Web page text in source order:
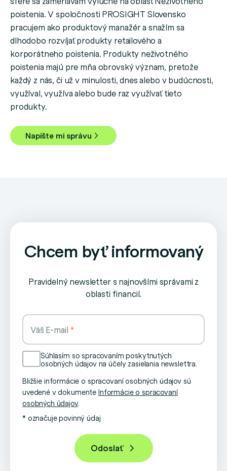
poistenia. V spoločnosti PROSIGHT Slovensko
pracujem ako produktový manažér a snažím sa
dlhodobo rozvíjať produkty retailového a
korporátneho poistenia. Produkty neživotného
poistenia majú pre mňa obrovský význam, pretože
každý z nás, či už v minulosti, dnes alebo v budúcnosti,
využíval, využíva alebo bude raz využívať tieto
produkty.
Napíšte mi správu
Chcem byť informovaný
Pravidelný newsletter s najnovšími správami z
oblasti financií.
Váš E-mail
Súhlasím so spracovaním poskytnutých
osobných údajov na účely zasielania newslettra.
Bližšie informácie o spracovaní osobných údajov sú
uvedené v dokumente Informácie o spracovaní
osobných údajov.
* označuje povinný údaj